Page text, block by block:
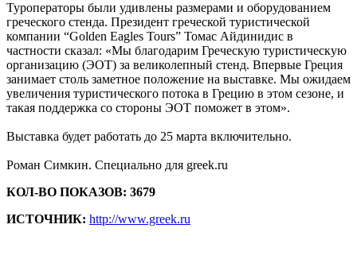
Туроператоры были удивлены размерами и оборудованием
греческого стенда. Президент греческой туристической
компании “Golden Eagles Tours” Томас Айдинидис в
частности сказал: «Мы благодарим Греческую туристическую
организацию (ЭОТ) за великолепный стенд. Впервые Греция
занимает столь заметное положение на выставке. Мы ожидаем
увеличения туристического потока в Грецию в этом сезоне, и
такая поддержка со стороны ЭОТ поможет в этом».
Выставка будет работать до 25 марта включительно.
Роман Симкин. Специально для greek.ru
КОЛ-ВО ПОКАЗОВ: 3679
ИСТОЧНИК: http://www.greek.ru